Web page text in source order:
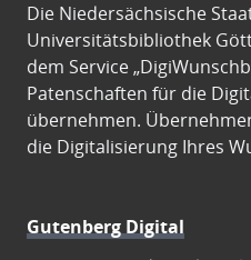
Die Niedersächsische
Universitätsbibliothek
dem Service
Patenschaften für die
übernehmen.
die Digitalisierung Ihres
Gutenberg Digital